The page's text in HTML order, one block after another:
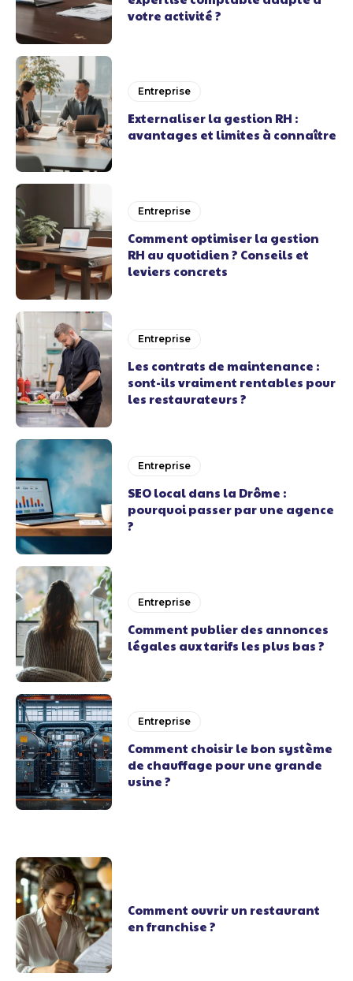
votre activité ?
Entreprise
Externaliser la gestion RH :
avantages et limites à connaître
Entreprise
Comment optimiser la gestion
RH au quotidien ? Conseils et
leviers concrets
Entreprise
Les contrats de maintenance :
sont-ils vraiment rentables pour
les restaurateurs ?
Entreprise
SEO local dans la Drôme :
pourquoi passer par une agence
?
Entreprise
Comment publier des annonces
légales aux tarifs les plus bas ?
Entreprise
Comment choisir le bon système
de chauffage pour une grande
usine ?
Comment ouvrir un restaurant
en franchise ?